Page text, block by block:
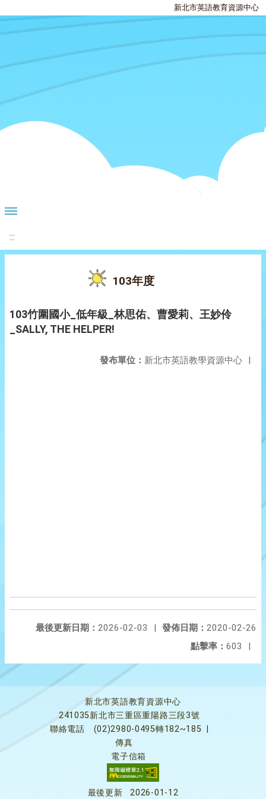
新北市英語教育資源中心
:::
103年度
103竹圍國小_低年級_林思佑、曹愛莉、王妙伶
_SALLY, THE HELPER!
發布單位： 新北市英語教學資源中心 |
發佈日期： 2020-02-26
最後更新日期： 2026-02-03
|
點擊率： 603 |
新北市英語教育資源中心
241035新北市三重區重陽路三段3號
聯絡電話
(02)2980-0495轉182~185
傳真
電子信箱
最後更新 2026-01-12